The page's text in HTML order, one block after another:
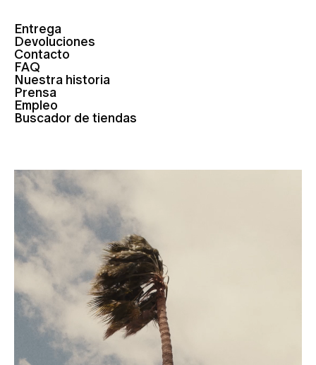
Entrega
Devoluciones
Contacto
FAQ
Nuestra historia
Prensa
Empleo
Buscador de tiendas